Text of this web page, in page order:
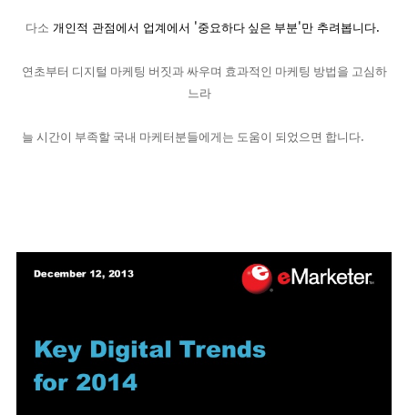
다소 개인적 관점에서 업계에서 '중요하다 싶은 부분'만 추려봅니다.
연초부터 디지털 마케팅 버짓과 싸우며 효과적인 마케팅 방법을 고심하
느라
늘 시간이 부족할 국내 마케터분들에게는 도움이 되었으면 합니다.